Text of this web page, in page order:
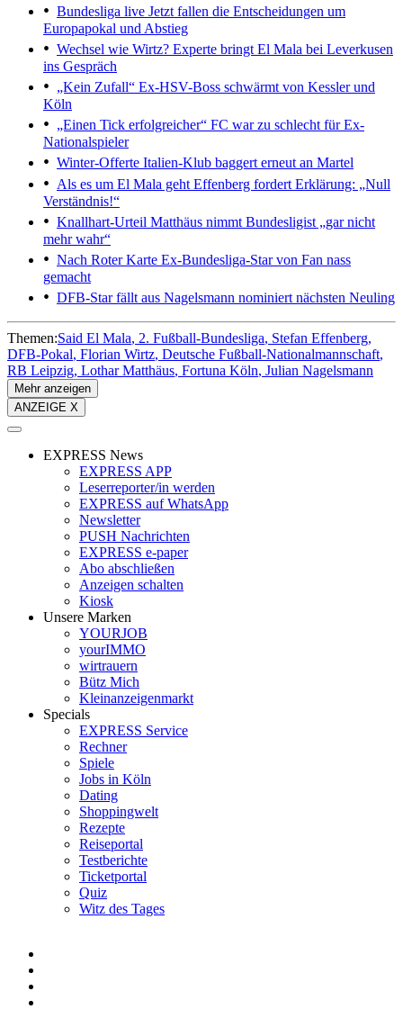
Bundesliga live Jetzt fallen die Entscheidungen um
Europapokal und Abstieg
Wechsel wie Wirtz? Experte bringt El Mala bei Leverkusen
ins Gespräch
„Kein Zufall“ Ex-HSV-Boss schwärmt von Kessler und
Köln
„Einen Tick erfolgreicher“ FC war zu schlecht für Ex-
Nationalspieler
Winter-Offerte Italien-Klub baggert erneut an Martel
Als es um El Mala geht Effenberg fordert Erklärung: „Null
Verständnis!“
Knallhart-Urteil Matthäus nimmt Bundesligist „gar nicht
mehr wahr“
Nach Roter Karte Ex-Bundesliga-Star von Fan nass
gemacht
DFB-Star fällt aus Nagelsmann nominiert nächsten Neuling
Themen:Said El Mala 2. Fußball-Bundesliga Stefan Effenberg
DFB-Pokal Florian Wirtz Deutsche Fußball-Nationalmannschaft
RB Leipzig Lothar Matthäus Fortuna Köln Julian Nagelsmann
Mehr anzeigen
ANZEIGE X
EXPRESS News
EXPRESS APP
Leserreporter/in werden
EXPRESS auf WhatsApp
Newsletter
PUSH Nachrichten
EXPRESS e-paper
Abo abschließen
Anzeigen schalten
Kiosk
Unsere Marken
YOURJOB
yourIMMO
wirtrauern
Bütz Mich
Kleinanzeigenmarkt
Specials
EXPRESS Service
Rechner
Spiele
Jobs in Köln
Dating
Shoppingwelt
Rezepte
Reiseportal
Testberichte
Ticketportal
Quiz
Witz des Tages